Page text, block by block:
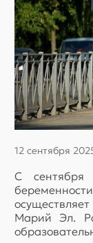
12 сентября
С сентября
Марий Эл.